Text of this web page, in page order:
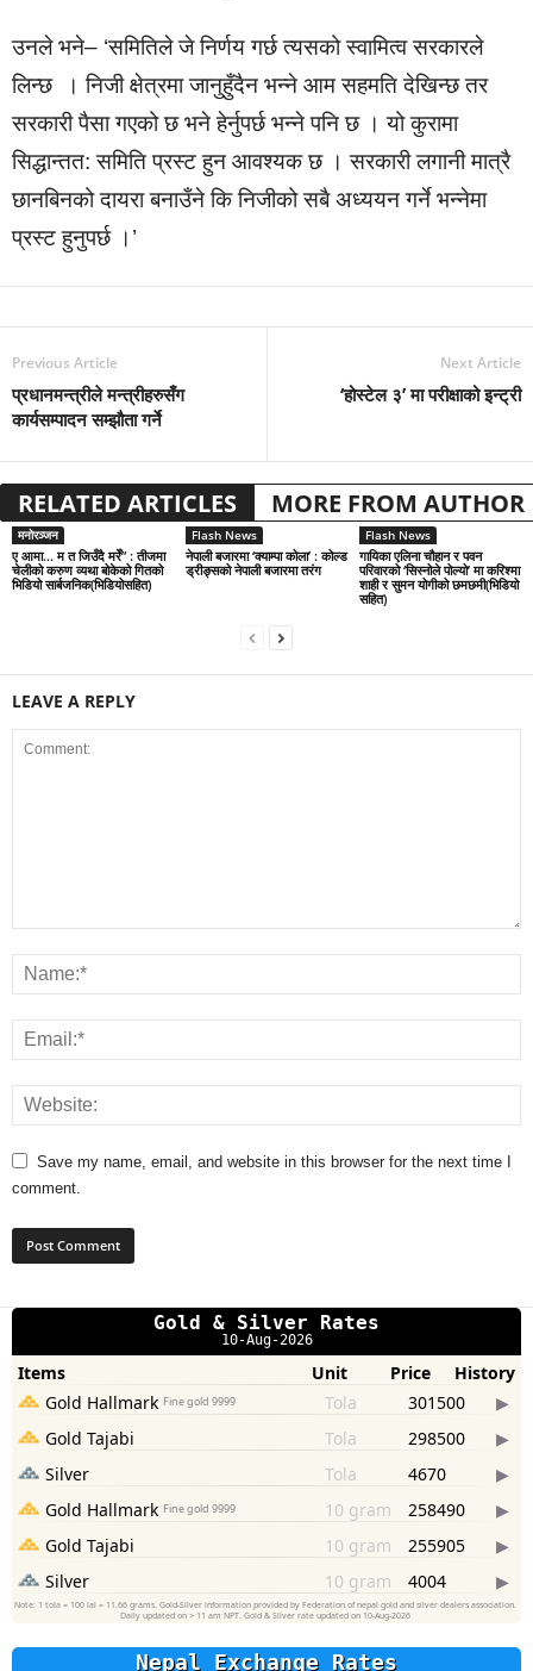
उनले भने– ‘समितिले जे निर्णय गर्छ त्यसको स्वामित्व सरकारले
लिन्छ । निजी क्षेत्रमा जानुहुँदैन भन्ने आम सहमति देखिन्छ तर
सरकारी पैसा गएको छ भने हेर्नुपर्छ भन्ने पनि छ । यो कुरामा
सिद्धान्तत: समिति प्रस्ट हुन आवश्यक छ । सरकारी लगानी मात्रै
छानबिनको दायरा बनाउँने कि निजीको सबै अध्ययन गर्ने भन्नेमा
प्रस्ट हुनुपर्छ ।’
Previous Article
प्रधानमन्त्रीले मन्त्रीहरुसँग
कार्यसम्पादन सम्झौता गर्ने
Next Article
‘होस्टेल ३’ मा परीक्षाको इन्ट्री
RELATED ARTICLES MORE FROM AUTHOR
मनोरञ्जन
ए आमा… म त जिउँदै मरेँ” : तीजमा
चेलीको करुण व्यथा बोकेको गितको
भिडियो सार्बजनिक(भिडियोसहित)
Flash News
नेपाली बजारमा ‘क्याम्पा कोला’ : कोल्ड
ड्रीङ्सको नेपाली बजारमा तरंग
Flash News
गायिका एलिना चौहान र पवन
परिवारको ‘सिस्नोले पोल्यो’ मा करिश्मा
शाही र सुमन योगीको छमछमी(भिडियो
सहित)
LEAVE A REPLY
Save my name, email, and website in this browser for the next time I
comment.